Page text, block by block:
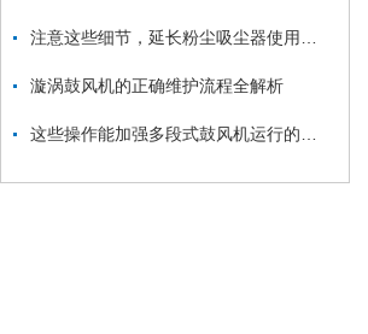
漩涡鼓风机的正确维护流程全解析